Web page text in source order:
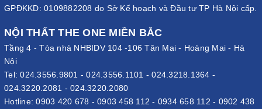
GPĐKKD: 0109882208 do Sở Kế hoạch và Đầu tư TP Hà Nội cấp.
NỘI THẤT THE ONE MIỀN BẮC
Tầng 4 - Tòa nhà NHBIDV 104 -106 Tân Mai - Hoàng Mai - Hà
Nội
Tel:024.3556.9801 -024.3556.1101 -024.3218.1364 -
024.3220.2081 - 024.3220.2080
Hotline:0903 420 678 - 0903 458 112 - 0934 658 112 - 0902 438